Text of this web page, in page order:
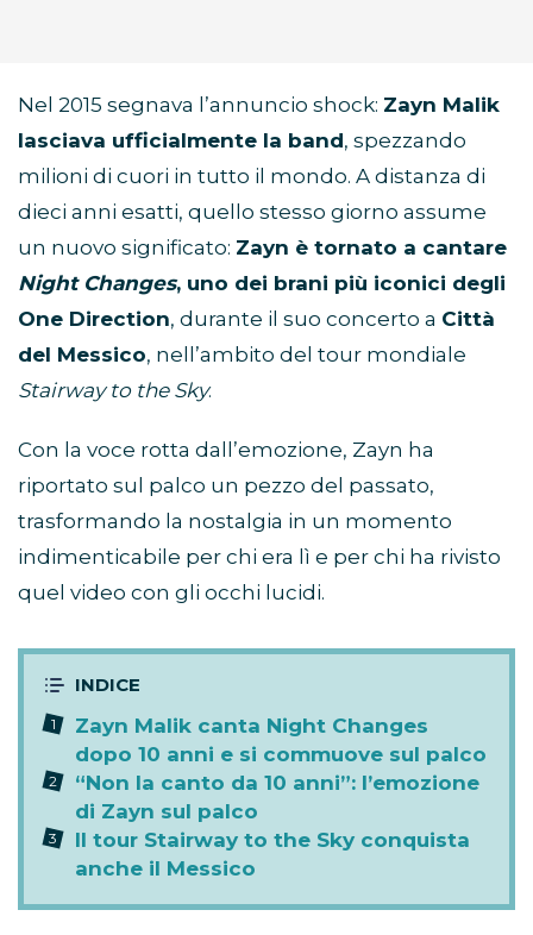
Nel 2015 segnava l’annuncio shock: Zayn Malik
lasciava ufficialmente la band, spezzando
milioni di cuori in tutto il mondo. A distanza di
dieci anni esatti, quello stesso giorno assume
un nuovo significato: Zayn è tornato a cantare
Night Changes, uno dei brani più iconici degli
One Direction, durante il suo concerto a Città
del Messico, nell’ambito del tour mondiale
Stairway to the Sky.
Con la voce rotta dall’emozione, Zayn ha
riportato sul palco un pezzo del passato,
trasformando la nostalgia in un momento
indimenticabile per chi era lì e per chi ha rivisto
quel video con gli occhi lucidi.
Zayn Malik canta Night Changes
dopo 10 anni e si commuove sul palco
“Non la canto da 10 anni”: l’emozione
di Zayn sul palco
Il tour Stairway to the Sky conquista
anche il Messico